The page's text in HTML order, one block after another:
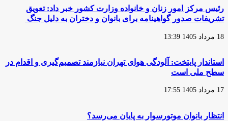
«یکصد
هزار
وام
ملی
تاسیس
است
موتورسیکلت‌ها
و
خودروهای
هوشمند
رئیس مرکز امور زنان و خانواده وزارت کشور خبر داد: تعویق
تشریفات صدور گواهینامه برای بانوان و دختران به دلیل جنگ
18 مرداد 1405 13:39
استاندار پایتخت: آلودگی هوای تهران نیازمند تصمیم‌گیری و اقدام در
سطح ملی است
17 مرداد 1405 17:55
انتظار بانوان موتورسوار به پایان می‌رسد؟